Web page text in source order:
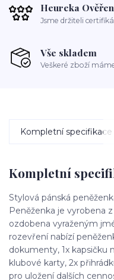
Heureka
Jsme držiteli
Vše skladem
Veškeré zboží
Kompletní specifikace
Kompletní
Stylová pánská
Peněženka je vyrobena
ozdobena vyraženým
rozevření nabízí
dokumenty, 1x kapsičku
klubové karty, 2x
pro uložení dalších